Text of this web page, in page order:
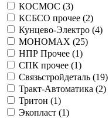
КОСМОС (3)
КСБСО прочее (2)
Кунцево-Электро (4)
МОНОМАХ (25)
НПР Прочее (1)
СПК прочее (1)
Связьстройдеталь (19)
Тракт-Автоматика (2)
Тритон (1)
Экопласт (1)